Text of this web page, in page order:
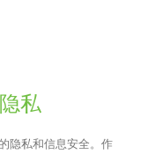
私
隐私和信息安全。作